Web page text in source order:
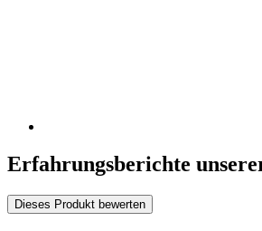
Erfahrungsberichte
Dieses Produkt bewerten